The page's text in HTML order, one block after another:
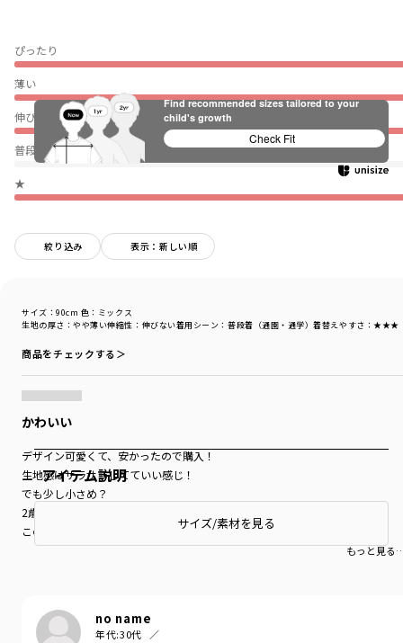
ぴったり
薄い
伸びない
普段着（通園・通学）
★
絞り込み 表示：新しい順
生地の厚さ ：やや薄い伸縮性 ：伸びない着用シーン ：普段着（通園・通学）着替えやすさ ：★★★
サイズ：90cm 色：ミックス
商品をチェックする＞
かわいい
デザイン可愛くて、安かったので購入！
生地感はサラサラしてていい感じ！
でも少し小さめ？
2歳でいつも90cm着てるけど
このTシャツはわりとタイトめで袖も短め…
可愛いけどサイズ感だけ残念だった。
もっと見る
no name
年代:30代
アイテム説明
サイズ/素材を見る
Find recommended sizes tailored to your
child's growth
Check Fit